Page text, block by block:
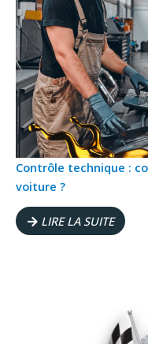
Contrôle technique :
voiture ?
LIRE LA SUITE